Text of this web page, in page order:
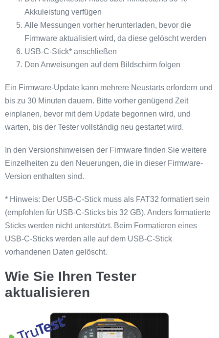
Akkuleistung verfügen
Alle Messungen vorher herunterladen, bevor die
Firmware aktualisiert wird, da diese gelöscht werden
USB-C-Stick* anschließen
Den Anweisungen auf dem Bildschirm folgen
Ein Firmware-Update kann mehrere Neustarts erfordern und
bis zu 30 Minuten dauern. Bitte vorher genügend Zeit
einplanen, bevor mit dem Update begonnen wird, und
warten, bis der Tester vollständig neu gestartet wird.
In den Versionshinweisen der Firmware finden Sie weitere
Einzelheiten zu den Neuerungen, die in dieser Firmware-
Version enthalten sind.
* Hinweis: Der USB-C-Stick muss als FAT32 formatiert sein
(empfohlen für USB-C-Sticks bis 32 GB). Anders formatierte
Sticks werden nicht unterstützt. Beim Formatieren eines
USB-C-Sticks werden alle auf dem USB-C-Stick
vorhandenen Daten gelöscht.
Wie Sie Ihren Tester
aktualisieren